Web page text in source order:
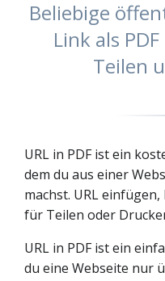
Beliebige
Link als
Teilen
URL in PDF ist ein
dem du aus einer
machst. URL
für Teilen oder
URL in PDF ist ein
du eine Webseite nur